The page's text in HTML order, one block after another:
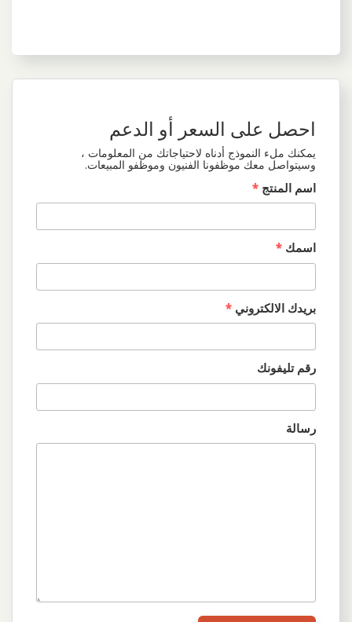
احصل على السعر أو الدعم
يمكنك ملء النموذج أدناه لاحتياجاتك من المعلومات ،
وسيتواصل معك موظفونا الفنيون وموظفو المبيعات.
اسم المنتج *
اسمك *
بريدك الالكتروني *
رقم تليفونك
رسالة